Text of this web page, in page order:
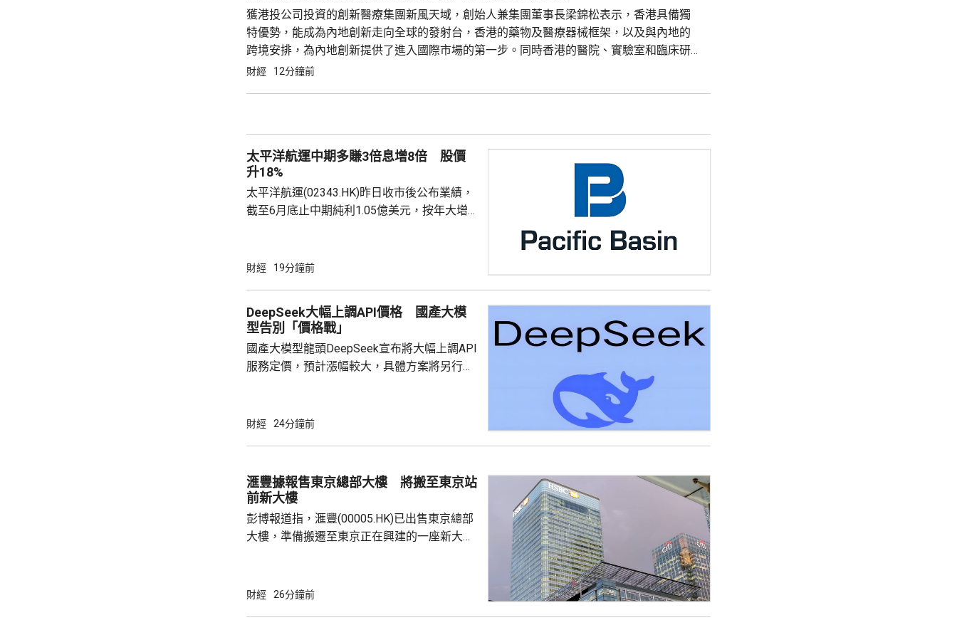
值...
獲港投公司投資的創新醫療集團新風天域，創始人兼集團董事長梁錦松表示，香港具備獨
特優勢，能成為內地創新走向全球的發射台，香港的藥物及醫療器械框架，以及與內地的
跨境安排，為內地創新提供了進入國際市場的第一步。同時香港的醫院、實驗室和臨床研
究均按全球基準運作。而且香港具有全球資本與連接性，香港的金融市場與專業服務，正
財經 12分鐘前
太平洋航運中期多賺3倍息增8倍 股價
升18%
太平洋航運(02343.HK)昨日收市後公布業績，
截至6月底止中期純利1.05億美元，按年大增
加8.6倍。 股價今早一度升逾19%，高見3.985
Fruergaard指，年內乾散貨運市場持續走強，
地緣政...
財經 19分鐘前
DeepSeek大幅上調API價格 國產大模
型告別「價格戰」
國產大模型龍頭DeepSeek宣布將大幅上調API
服務定價，預計漲幅較大，具體方案將另行公
核心的新競爭周期。 MiniMax(00100.HK)一度
1236元，升149元，升13%。 分析指，
DeepSeek漲價...
財經 24分鐘前
滙豐據報售東京總部大樓 將搬至東京站
前新大樓
彭博報道指，滙豐(00005.HK)已出售東京總部
大樓，準備搬遷至東京正在興建的一座新大
滙豐大廈。知情人士稱，滙豐目前租用大廈的
財經 26分鐘前